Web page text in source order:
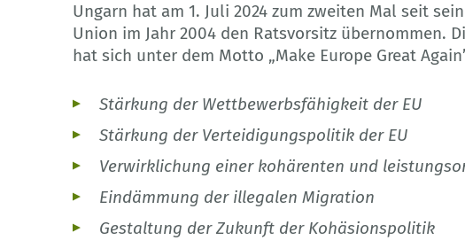
Ungarn hat am 1. Juli 2024 zum zweiten Mal seit
Union im Jahr 2004 den Ratsvorsitz übernommen.
hat sich unter dem Motto „Make Europe Great
Stärkung der Wettbewerbsfähigkeit der EU
Stärkung der Verteidigungspolitik der EU
Verwirklichung einer kohärenten und
Eindämmung der illegalen Migration
Gestaltung der Zukunft der Kohäsionspolitik